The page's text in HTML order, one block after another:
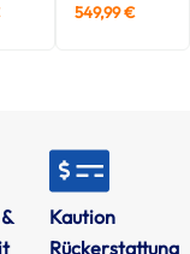
549,99€
Kaution
Rückerstattung